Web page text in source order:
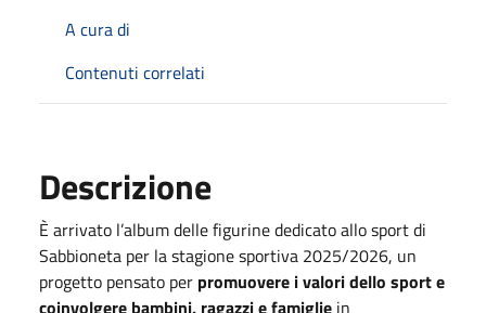
A cura di
Contenuti correlati
Descrizione
È arrivato l’album delle figurine dedicato allo sport di
Sabbioneta per la stagione sportiva 2025/2026, un
progetto pensato per promuovere i valori dello sport e
coinvolgere bambini, ragazzi e famiglie in